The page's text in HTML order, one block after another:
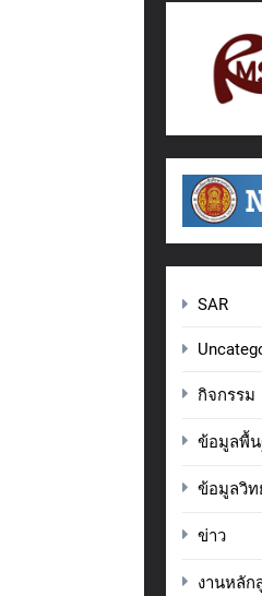
SAR
กิจกรรม
ข้อมูลพื้
ข้อมูลวิท
ข่าว
งานหลัก